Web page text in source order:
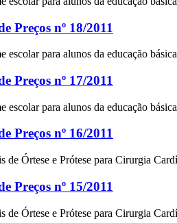
Preços nº 18/2011
escolar para alunos da educação
Preços nº 17/2011
escolar para alunos da educação
Preços nº 16/2011
de Órtese e Prótese para Cirurgia
Preços nº 15/2011
de Órtese e Prótese para Cirurgia